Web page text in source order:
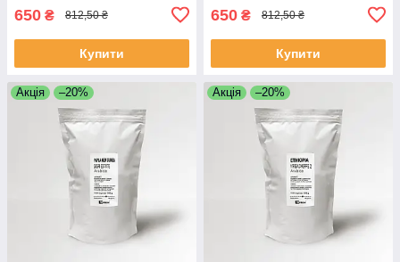
650 ₴ 812,50 ₴
Купити
650 ₴ 812,50 ₴
Купити
Акція –20% Акція –20%